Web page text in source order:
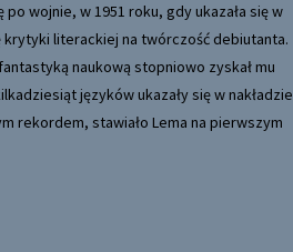
wojnie, w 1951 roku, gdy ukazała się w
krytyki literackiej na twórczość debiutanta.
naukową stopniowo zyskał mu
języków ukazały się w nakładzie
rekordem, stawiało Lema na pierwszym